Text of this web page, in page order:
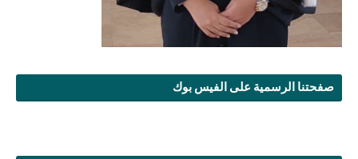
صفحتنا الرسمية على الفيس بوك